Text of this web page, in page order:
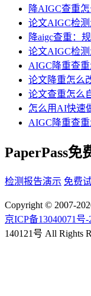
降AIGC查重
论文AIGC检
降aigc查重：
论文AIGC检
AIGC降重查
论文降重怎么
论文查重怎么
怎么用AI快速
AIGC降重查
PaperPass免
检测报告演示 免费
Copyright © 2007-
京ICP备13040071号-
140121号 All Rights